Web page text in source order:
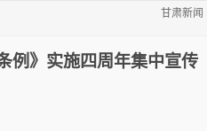
甘肃新闻
例》实施四周年集中宣传